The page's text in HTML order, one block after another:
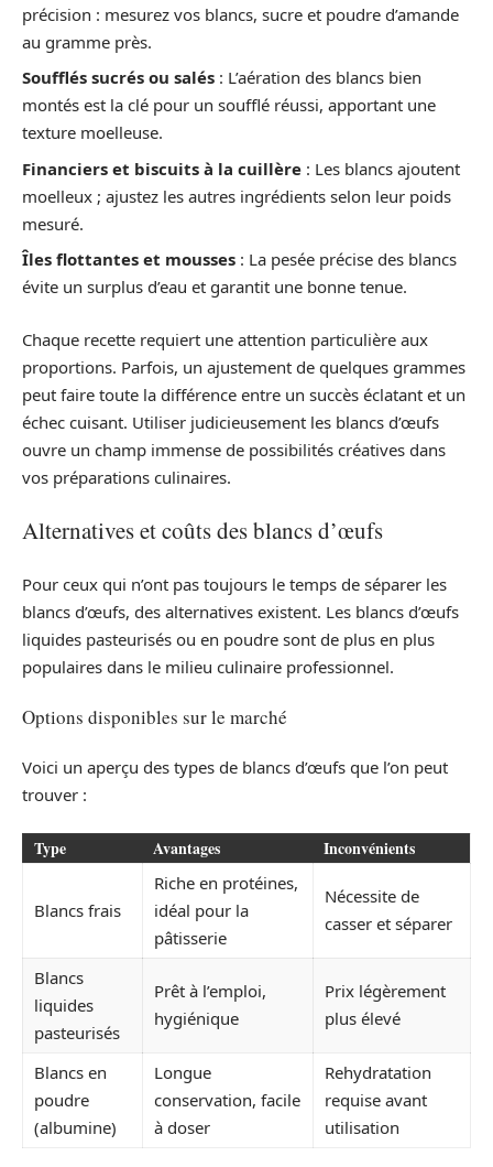
précision : mesurez vos blancs, sucre et poudre d’amande
au gramme près.
Soufflés sucrés ou salés : L’aération des blancs bien
montés est la clé pour un soufflé réussi, apportant une
texture moelleuse.
Financiers et biscuits à la cuillère : Les blancs ajoutent
moelleux ; ajustez les autres ingrédients selon leur poids
mesuré.
Îles flottantes et mousses : La pesée précise des blancs
évite un surplus d’eau et garantit une bonne tenue.
Chaque recette requiert une attention particulière aux
proportions. Parfois, un ajustement de quelques grammes
peut faire toute la différence entre un succès éclatant et un
échec cuisant. Utiliser judicieusement les blancs d’œufs
ouvre un champ immense de possibilités créatives dans
vos préparations culinaires.
Alternatives et coûts des blancs d’œufs
Pour ceux qui n’ont pas toujours le temps de séparer les
blancs d’œufs, des alternatives existent. Les blancs d’œufs
liquides pasteurisés ou en poudre sont de plus en plus
populaires dans le milieu culinaire professionnel.
Options disponibles sur le marché
Voici un aperçu des types de blancs d’œufs que l’on peut
trouver :
Type Avantages Inconvénients
Blancs frais
Riche en protéines,
idéal pour la
pâtisserie
Nécessite de
casser et séparer
Blancs
liquides
pasteurisés
Prêt à l’emploi,
hygiénique
Prix légèrement
plus élevé
Blancs en
poudre
(albumine)
Longue
conservation, facile
à doser
Rehydratation
requise avant
utilisation